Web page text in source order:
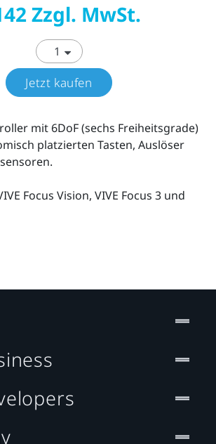
Zzgl. MwSt.
Jetzt kaufen
mit 6DoF (sechs Freiheitsgrade)
platzierten Tasten, Auslöser
Focus Vision, VIVE Focus 3 und